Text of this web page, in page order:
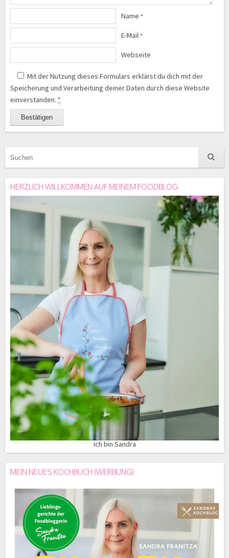
Name *
E-Mail *
Webseite
Mit der Nutzung dieses Formulars erklärst du dich mit der
Speicherung und Verarbeitung deiner Daten durch diese Website
einverstanden. *
HERZLICH WILLKOMMEN AUF MEINEM FOODBLOG
Ich bin Sandra
MEIN NEUES KOCHBUCH (WERBUNG)